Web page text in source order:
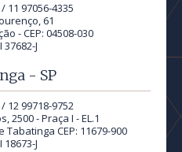
11 97056-4335
61
- CEP: 04508-030
37682-J
- SP
12 99718-9752
2500 - Praça I - EL.1
CEP: 11679-900
18673-J